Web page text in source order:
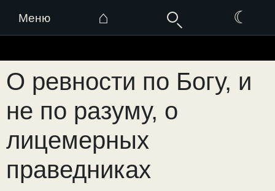
Меню ⌂ ☾
к
содержимому
О ревности по Богу, и
не по разуму, о
лицемерных
праведниках